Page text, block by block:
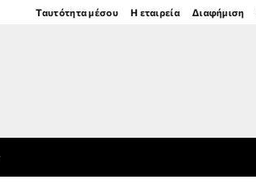
Ταυτότητα μέσου Η εταιρεία Διαφήμιση